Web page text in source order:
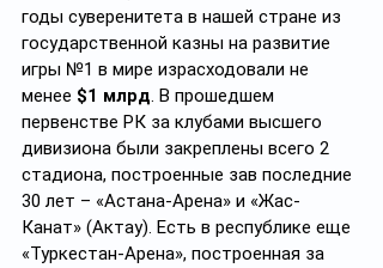
годы суверенитета в нашей стране из
государственной казны на развитие
игры №1 в мире израсходовали не
менее $1 млрд. В прошедшем
первенстве РК за клубами высшего
дивизиона были закреплены всего 2
стадиона, построенные зав последние
30 лет – «Астана-Арена» и «Жас-
Канат» (Актау). Есть в республике еще
«Туркестан-Арена», построенная за